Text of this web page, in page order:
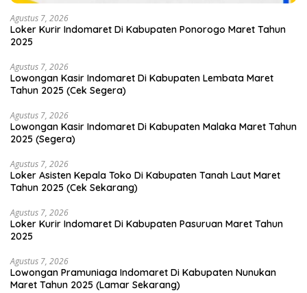
Agustus 7, 2026
Loker Kurir Indomaret Di Kabupaten Ponorogo Maret Tahun
2025
Agustus 7, 2026
Lowongan Kasir Indomaret Di Kabupaten Lembata Maret
Tahun 2025 (Cek Segera)
Agustus 7, 2026
Lowongan Kasir Indomaret Di Kabupaten Malaka Maret Tahun
2025 (Segera)
Agustus 7, 2026
Loker Asisten Kepala Toko Di Kabupaten Tanah Laut Maret
Tahun 2025 (Cek Sekarang)
Agustus 7, 2026
Loker Kurir Indomaret Di Kabupaten Pasuruan Maret Tahun
2025
Agustus 7, 2026
Lowongan Pramuniaga Indomaret Di Kabupaten Nunukan
Maret Tahun 2025 (Lamar Sekarang)